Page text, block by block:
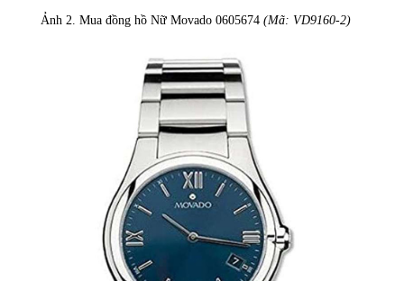
Ảnh 2. Mua đồng hồ Nữ Movado 0605674 (Mã: VD9160-2)